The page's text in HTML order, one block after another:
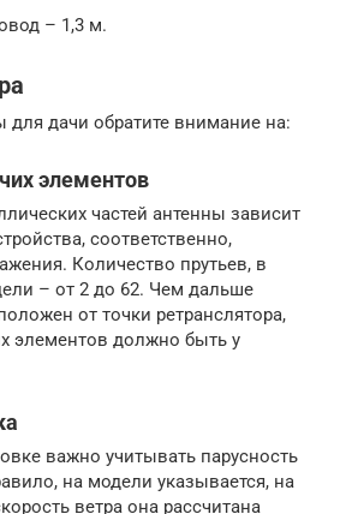
– 1,3 м.
дачи обратите внимание на:
элементов
частей антенны зависит
соответственно,
Количество прутьев, в
– от 2 до 62. Чем дальше
от точки ретранслятора,
элементов должно быть у
важно учитывать парусность
на модели указывается, на
ветра она рассчитана